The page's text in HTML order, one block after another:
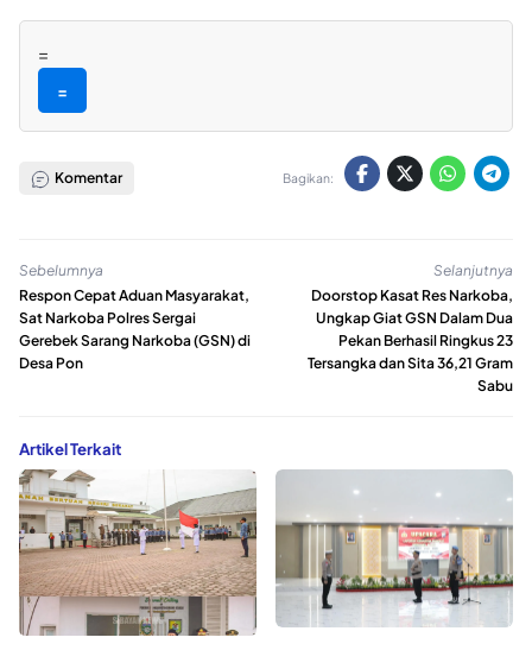
=
=
Komentar Bagikan:
Sebelumnya
Respon Cepat Aduan Masyarakat,
Sat Narkoba Polres Sergai
Gerebek Sarang Narkoba (GSN) di
Desa Pon
Selanjutnya
Doorstop Kasat Res Narkoba,
Ungkap Giat GSN Dalam Dua
Pekan Berhasil Ringkus 23
Tersangka dan Sita 36,21 Gram
Sabu
Artikel Terkait